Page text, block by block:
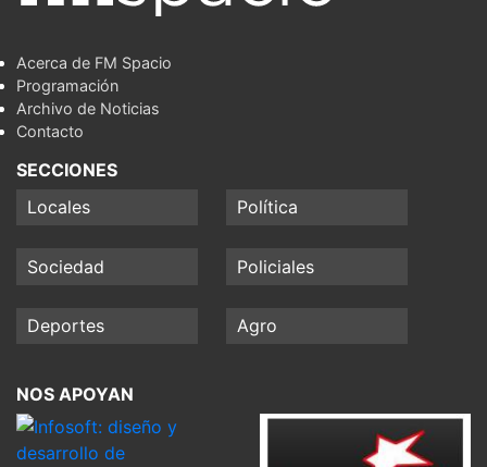
Acerca de FM Spacio
Programación
Archivo de Noticias
Contacto
SECCIONES
Locales
Política
Sociedad Policiales
Deportes Agro
NOS APOYAN